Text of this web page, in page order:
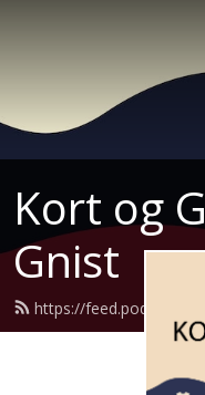
Kort og
Gnist
https://